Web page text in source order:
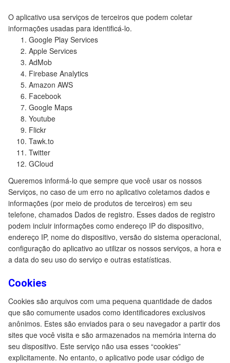
O aplicativo usa serviços de terceiros que podem coletar
informações usadas para identificá-lo.
Google Play Services
Apple Services
AdMob
Firebase Analytics
Amazon AWS
Facebook
Google Maps
Youtube
Flickr
Tawk.to
Twitter
GCloud
Queremos informá-lo que sempre que você usar os nossos
Serviços, no caso de um erro no aplicativo coletamos dados e
informações (por meio de produtos de terceiros) em seu
telefone, chamados Dados de registro. Esses dados de registro
podem incluir informações como endereço IP do dispositivo,
endereço IP, nome do dispositivo, versão do sistema operacional,
configuração do aplicativo ao utilizar os nossos serviços, a hora e
a data do seu uso do serviço e outras estatísticas.
Cookies
Cookies são arquivos com uma pequena quantidade de dados
que são comumente usados como identificadores exclusivos
anônimos. Estes são enviados para o seu navegador a partir dos
sites que você visita e são armazenados na memória interna do
seu dispositivo. Este serviço não usa esses “cookies”
explicitamente. No entanto, o aplicativo pode usar código de